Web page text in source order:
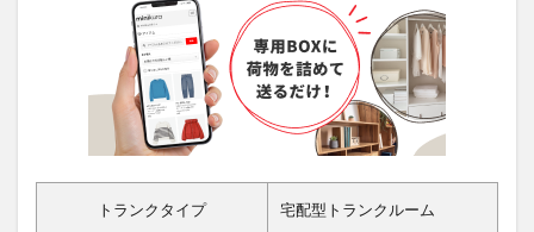
トランクタイプ 宅配型トランクルーム